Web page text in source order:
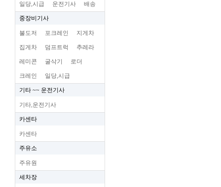
일당,시급 운전기사 배송
중장비기사
불도저 포크레인 지게차
집게차 덤프트럭 추레라
레미콘 굴삭기 로더
크레인 일당,시급
기타 ~~ 운전기사
기타,운전기사
카센타
카센타
주유소
주유원
세차장